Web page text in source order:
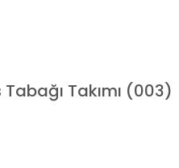
Takımı (003)